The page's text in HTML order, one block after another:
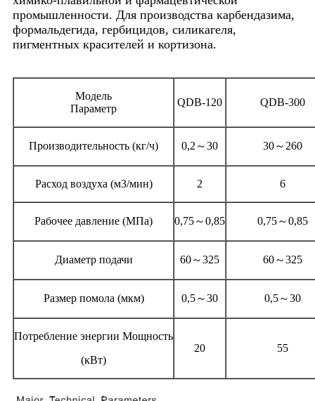
промышленности. Для производства карбендазима,
формальдегида, гербицидов, силикагеля,
пигментных красителей и кортизона.
Модель
Параметр
QDB-120 QDB-300
Производительность (кг/ч) 0,2～30 30～260
Расход воздуха (м3/мин) 2 6
Рабочее давление (МПа) 0,75～0,85 0,75～0,85
Диаметр подачи 60～325 60～325
Размер помола (мкм) 0,5～30 0,5～30
Потребление энергии Мощность
(кВт)
20 55